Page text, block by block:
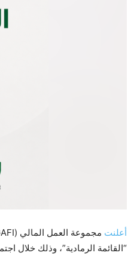
أعلنت
“القائمة الرمادية”، وذلك خلال